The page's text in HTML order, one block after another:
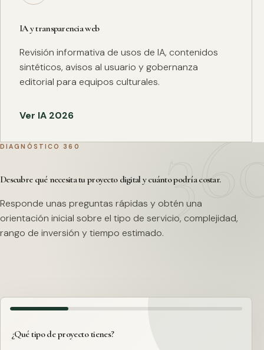
IA y transparencia web
Revisión informativa de usos de IA, contenidos
sintéticos, avisos al usuario y gobernanza
editorial para equipos culturales.
Ver IA 2026
DIAGNÓSTICO 360
Descubre qué necesita tu proyecto digital y cuánto podría costar.
Responde unas preguntas rápidas y obtén una
orientación inicial sobre el tipo de servicio, complejidad,
rango de inversión y tiempo estimado.
¿Qué tipo de proyecto tienes?